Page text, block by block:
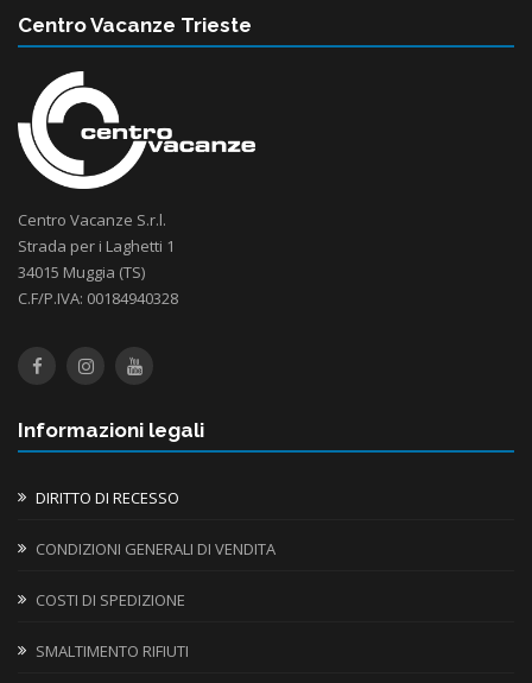
Centro Vacanze Trieste
Centro Vacanze S.r.l.
Strada per i Laghetti 1
34015 Muggia (TS)
C.F/P.IVA: 00184940328
Informazioni legali
DIRITTO DI RECESSO
CONDIZIONI GENERALI DI VENDITA
COSTI DI SPEDIZIONE
SMALTIMENTO RIFIUTI